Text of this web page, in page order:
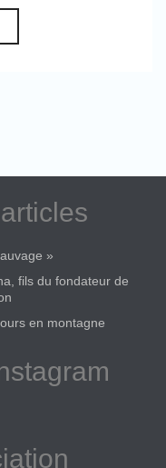
»
fils du fondateur de
en montagne